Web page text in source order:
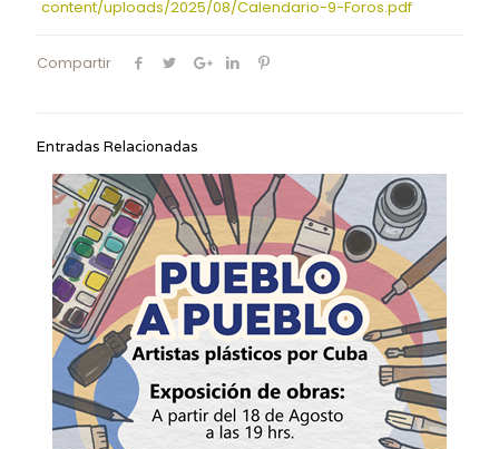
content/uploads/2025/08/Calendario-9-Foros.pdf
Compartir
Entradas Relacionadas